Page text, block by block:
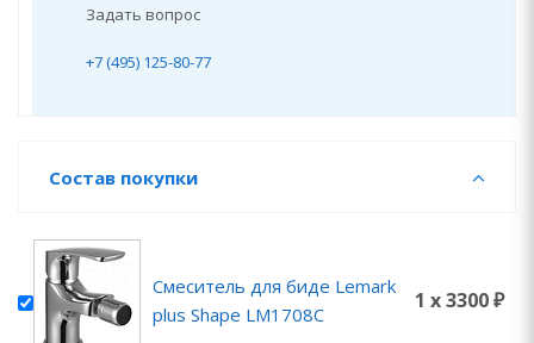
Задать вопрос
+7 (495) 125-80-77
Состав покупки
Смеситель для биде Lemark
plus Shape LM1708C
1 x 3300 ₽